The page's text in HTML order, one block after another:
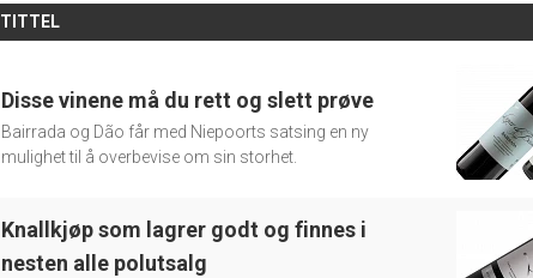
TITTEL
Disse vinene må du rett og slett prøve
Bairrada og Dão får med Niepoorts satsing en ny
mulighet til å overbevise om sin storhet.
Knallkjøp som lagrer godt og finnes i
nesten alle polutsalg